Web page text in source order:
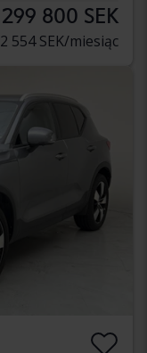
299 800 SEK
2 554 SEK/miesiąc